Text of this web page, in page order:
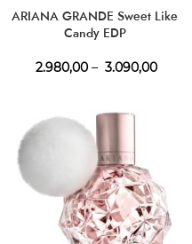
ARIANA GRANDE Sweet Like
Candy EDP
2.980,00 – 3.090,00